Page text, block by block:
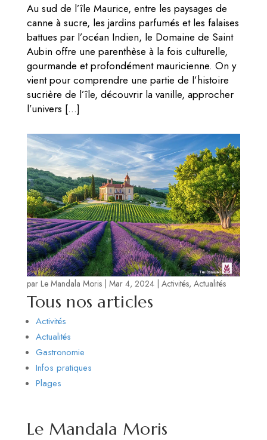
Au sud de l’île Maurice, entre les paysages de
canne à sucre, les jardins parfumés et les falaises
battues par l’océan Indien, le Domaine de Saint
Aubin offre une parenthèse à la fois culturelle,
gourmande et profondément mauricienne. On y
vient pour comprendre une partie de l’histoire
sucrière de l’île, découvrir la vanille, approcher
l’univers […]
par Le Mandala Moris| Mar 4, 2024| Activités, Actualités
Tous nos articles
Activités
Actualités
Gastronomie
Infos pratiques
Plages
Le Mandala Moris